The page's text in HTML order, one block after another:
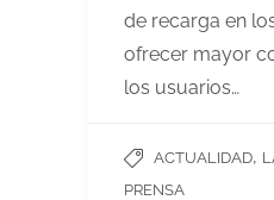
de recarga en
ofrecer mayor
los usuarios…
ACTUALIDAD,
PRENSA